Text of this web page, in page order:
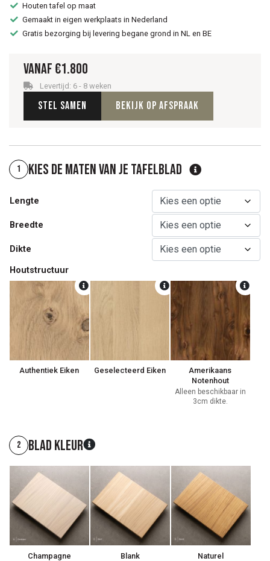
Houten tafel op maat
Gemaakt in eigen werkplaats in Nederland
Gratis bezorging bij levering begane grond in NL en BE
Vanaf €1.800
Levertijd: 6 - 8 weken
Stel samen Bekijk op afspraak
1 Kies de maten van je tafelblad
Lengte
Breedte
Dikte
Houtstructuur
Authentiek Eiken Geselecteerd Eiken
Amerikaans
Notenhout
Alleen beschikbaar in
3cm dikte.
2 Blad kleur
Champagne Blank Naturel